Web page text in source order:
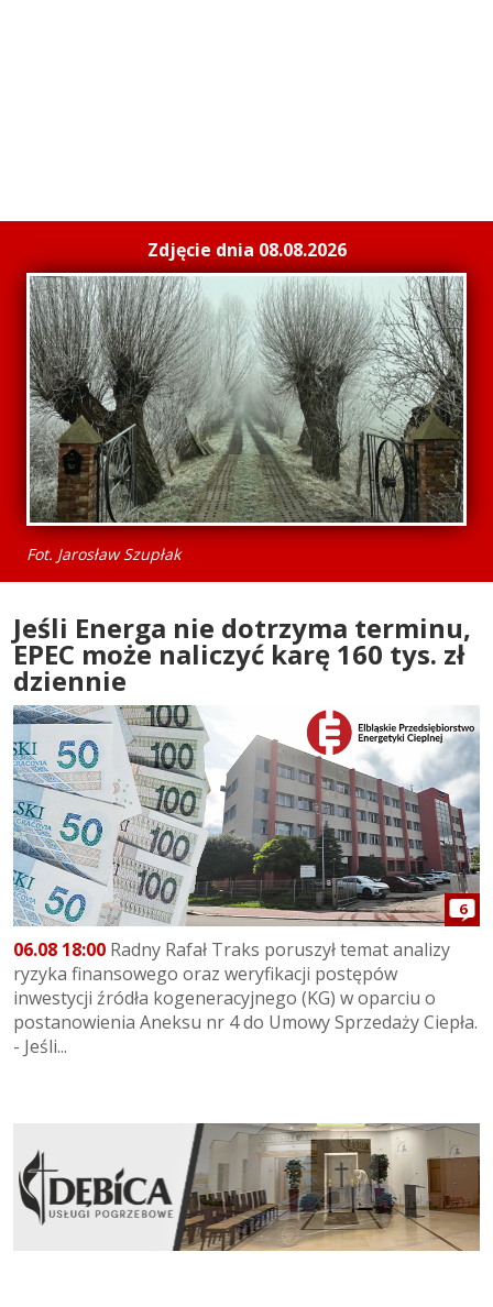
Zdjęcie dnia 08.08.2026
Fot. Jarosław Szupłak
Jeśli Energa nie dotrzyma terminu,
EPEC może naliczyć karę 160 tys. zł
dziennie
6
06.08 18:00 Radny Rafał Traks poruszył temat analizy
ryzyka finansowego oraz weryfikacji postępów
inwestycji źródła kogeneracyjnego (KG) w oparciu o
postanowienia Aneksu nr 4 do Umowy Sprzedaży Ciepła.
- Jeśli...